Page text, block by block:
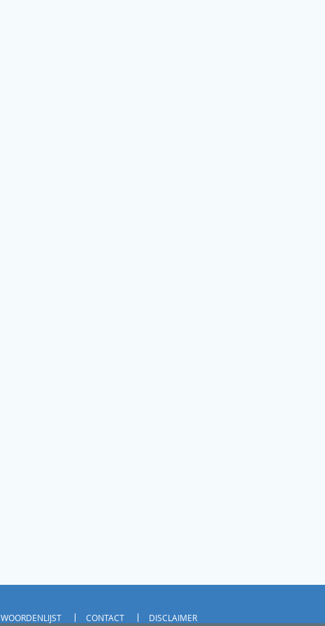
WOORDENLIJST CONTACT DISCLAIMER